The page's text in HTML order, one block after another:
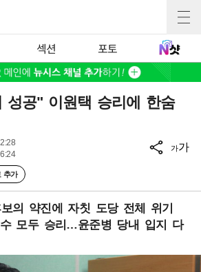
섹션 포토
성공" 이원택 승리에 한숨
추가
가가
의 약진에 자칫 도당 전체 위기
수 모두 승리…윤준병 당내 입지 다